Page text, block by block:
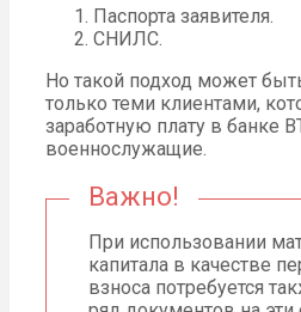
Паспорта заявителя.
СНИЛС.
Но такой подход может
только теми клиентами,
заработную плату в банке
военнослужащие.
Важно!
При использовании
капитала в качестве
взноса потребуется